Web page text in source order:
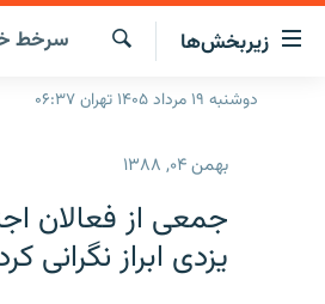
لینک‌های
قابلیت
دسترسی
زیربخش‌ها
صفحه اصلی
انتخاب کنید و بشنوید
جستجو
سرخط‌
دوشنبه ۱۹ مرداد ۱۴۰۵ تهران ۰۶:۳۷
بهمن ۰۴, ۱۳۸۸
جمعى از فعالان
يزدى ابراز نگرانى